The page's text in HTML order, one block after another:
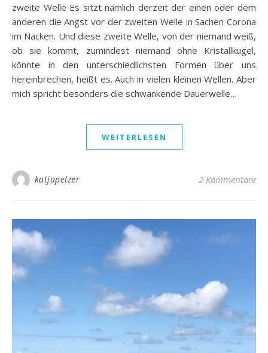
zweite Welle Es sitzt nämlich derzeit der einen oder dem
anderen die Angst vor der zweiten Welle in Sachen Corona
im Nacken. Und diese zweite Welle, von der niemand weiß,
ob sie kommt, zumindest niemand ohne Kristallkugel,
könnte in den unterschiedlichsten Formen über uns
hereinbrechen, heißt es. Auch in vielen kleinen Wellen. Aber
mich spricht besonders die schwankende Dauerwelle…
WEITERLESEN
katjapelzer 2 Kommentare